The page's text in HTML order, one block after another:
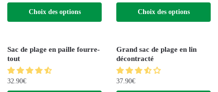
Choix des options Choix des options
Sac de plage en paille fourre-
tout
32.90€
Grand sac de plage en lin
décontracté
37.90€